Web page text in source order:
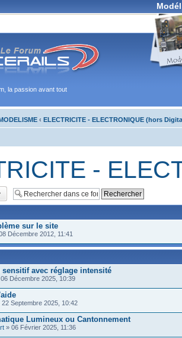
la passion avant tout
‹ ELECTRICITE - ELECTRONIQUE (hors
-
sur le site
Décembre 2012, 11:41
avec réglage intensité
Décembre 2025, 10:39
22 Septembre 2025, 10:42
Lumineux ou Cantonnement
» 06 Février 2025, 11:36